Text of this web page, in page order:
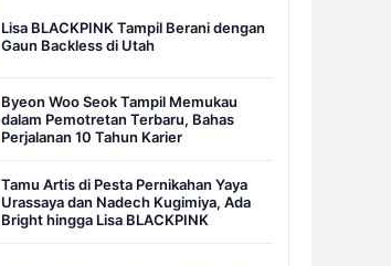
Lisa BLACKPINK Tampil Berani dengan
Gaun Backless di Utah
Byeon Woo Seok Tampil Memukau
dalam Pemotretan Terbaru, Bahas
Perjalanan 10 Tahun Karier
Tamu Artis di Pesta Pernikahan Yaya
Urassaya dan Nadech Kugimiya, Ada
Bright hingga Lisa BLACKPINK